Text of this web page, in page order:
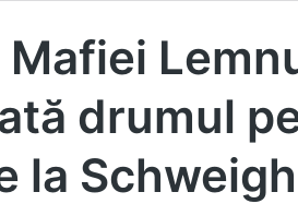
Mafiei
drumul
la